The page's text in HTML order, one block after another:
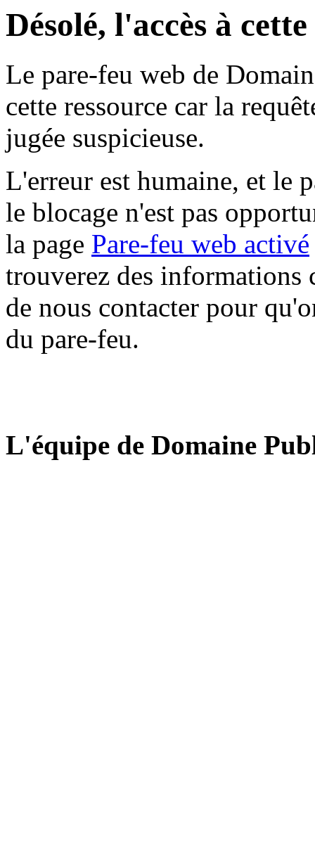
Désolé, l'accès à
Le pare-feu web de
cette ressource car la
jugée suspicieuse.
L'erreur est humaine, et le
le blocage n'est pas
la page Pare-feu web activé
trouverez des informations
de nous contacter pour
du pare-feu.
L'équipe de Domaine